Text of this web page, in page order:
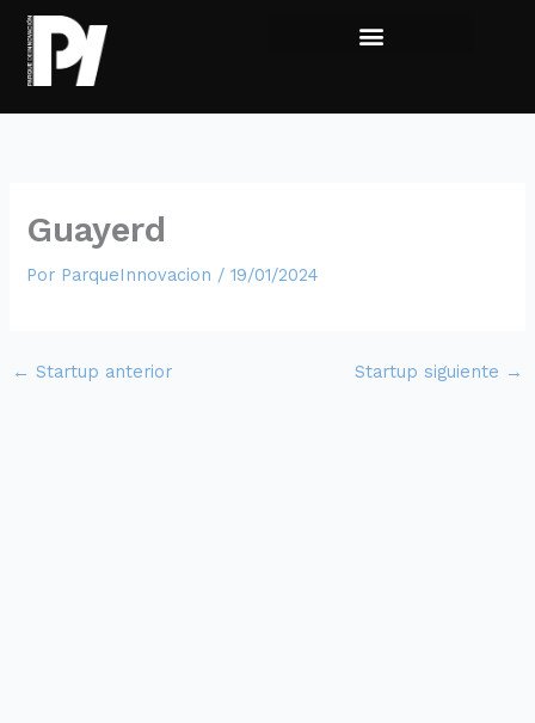
contenido
Guayerd
Por ParqueInnovacion /19/01/2024
← Startup anterior Startup siguiente →